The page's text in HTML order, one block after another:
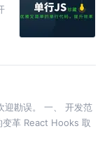
迎勘误。 一、 开发范
变革 React Hooks 取